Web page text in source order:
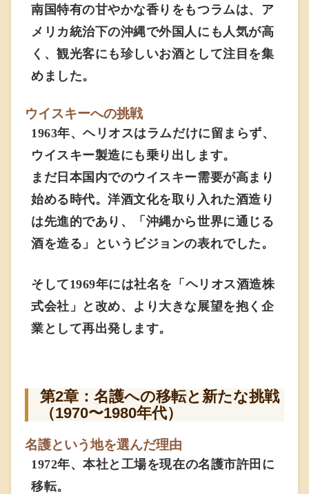
南国特有の甘やかな香りをもつラムは、ア
メリカ統治下の沖縄で外国人にも人気が高
く、観光客にも珍しいお酒として注目を集
めました。
ウイスキーへの挑戦
1963年、ヘリオスはラムだけに留まらず、
ウイスキー製造にも乗り出します。
まだ日本国内でのウイスキー需要が高まり
始める時代。洋酒文化を取り入れた酒造り
は先進的であり、「沖縄から世界に通じる
酒を造る」というビジョンの表れでした。
そして1969年には社名を「ヘリオス酒造株
式会社」と改め、より大きな展望を抱く企
業として再出発します。
第2章：名護への移転と新たな挑戦
（1970〜1980年代）
名護という地を選んだ理由
1972年、本社と工場を現在の名護市許田に
移転。